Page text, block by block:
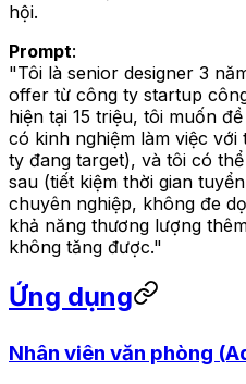
hội.
Prompt:
"Tôi là senior designer 3
offer từ công ty startup
hiện tại 15 triệu, tôi muốn
có kinh nghiệm làm việc
ty đang target), và tôi có
sau (tiết kiệm thời gian
chuyên nghiệp, không đe
khả năng thương lượng
không tăng được."
Ứng dụng
Nhân viên văn phòng